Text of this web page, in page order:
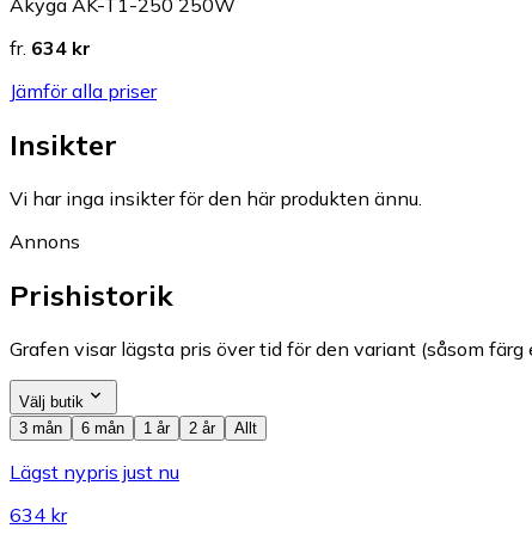
Akyga AK-T1-250 250W
fr. 634 kr
Jämför alla priser
Insikter
Vi har inga insikter för den här produkten ännu.
Annons
Prishistorik
Grafen visar lägsta pris över tid för den variant (såsom
Välj butik
3 mån
6 mån 1 år 2 år Allt
Lägst nypris just nu
634 kr